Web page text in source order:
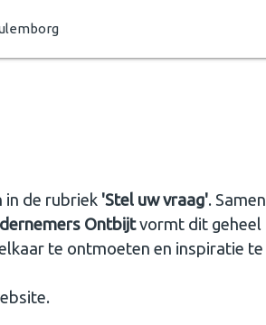
in de rubriek 'Stel uw vraag'. Samen
Ontbijtvormt dit geheel
te ontmoeten en inspiratie te